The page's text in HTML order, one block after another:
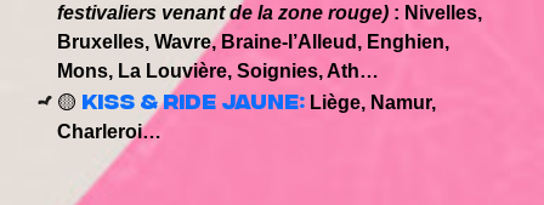
festivaliers venant de la zone rouge) : Nivelles,
Bruxelles, Wavre, Braine-l’Alleud, Enghien,
Mons, La Louvière, Soignies, Ath…
🟡 Kiss & Ride Jaune: Liège, Namur,
Charleroi…